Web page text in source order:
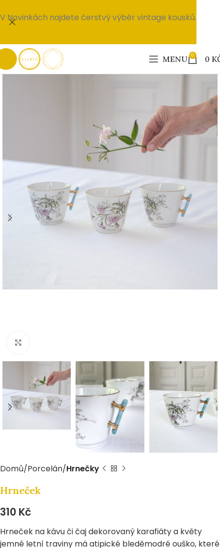
MENU 0 0
Domů Porcelán Hrnečky
Hrneček
310 Kč
Hrneček na kávu či čaj dekorovaný karafiáty a květy
jemné letní traviny má atipické bleděmodré ouško, které
V Novinkách najdete čerstvý výběr vintage kousků.